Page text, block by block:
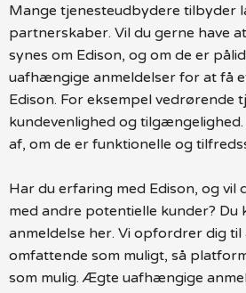
Mange tjenesteudbydere tilbyder
partnerskaber. Vil du gerne have
synes om Edison, og om de er
uafhængige anmeldelser for at få
Edison. For eksempel vedrørende
kundevenlighed og
af, om de er funktionelle og
Har du erfaring med Edison, og vil
med andre potentielle kunder? Du
anmeldelse her. Vi opfordrer dig
omfattende som muligt, så
som mulig. Ægte uafhængige